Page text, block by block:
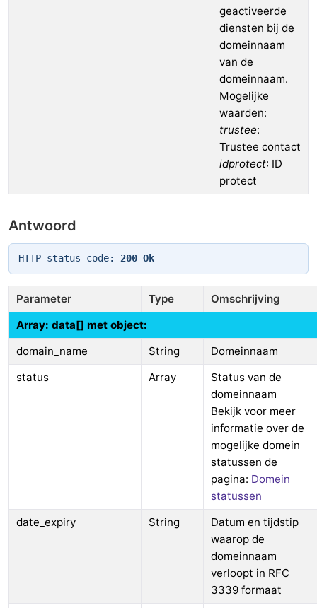
geactiveerde
diensten bij de
domeinnaam
van de
domeinnaam.
Mogelijke
waarden:
trustee:
Trustee contact
idprotect: ID
protect
Antwoord
HTTP status code: 200 Ok
Parameter Type
Omschrijving
Array: data[] met object:
domain_name
String
Domeinnaam
status
Array
Status van de
domeinnaam
Bekijk voor meer
informatie over de
mogelijke domein
statussen de
pagina: Domein
statussen
date_expiry
String
Datum en tijdstip
waarop de
domeinnaam
verloopt in RFC
3339 formaat